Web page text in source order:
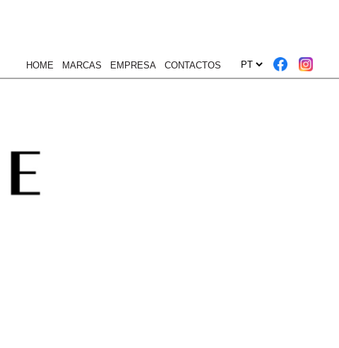
HOME MARCAS EMPRESA CONTACTOS